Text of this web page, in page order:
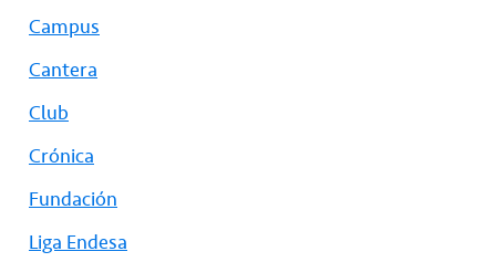
Campus
Cantera
Club
Crónica
Fundación
Liga Endesa